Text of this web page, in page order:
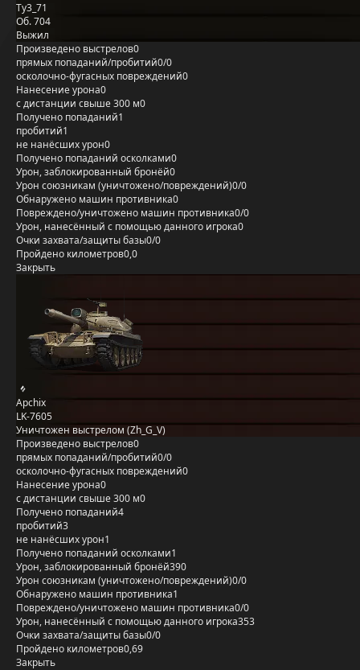
Ty3_71
Об. 704
Выжил
Произведено выстрелов0
прямых попаданий/пробитий0/0
осколочно-фугасных повреждений0
Нанесение урона0
с дистанции свыше 300 м0
Получено попаданий1
пробитий1
не нанёсших урон0
Получено попаданий осколками0
Урон, заблокированный бронёй0
Урон союзникам (уничтожено/повреждений)0/0
Обнаружено машин противника0
Повреждено/уничтожено машин противника0/0
Урон, нанесённый с помощью данного игрока0
Очки захвата/защиты базы0/0
Пройдено километров0,0
Закрыть
Apchix
LK-7605
Уничтожен выстрелом (Zh_G_V)
Произведено выстрелов0
прямых попаданий/пробитий0/0
осколочно-фугасных повреждений0
Нанесение урона0
с дистанции свыше 300 м0
Получено попаданий4
пробитий3
не нанёсших урон1
Получено попаданий осколками1
Урон, заблокированный бронёй390
Урон союзникам (уничтожено/повреждений)0/0
Обнаружено машин противника1
Повреждено/уничтожено машин противника0/0
Урон, нанесённый с помощью данного игрока353
Очки захвата/защиты базы0/0
Пройдено километров0,69
Закрыть